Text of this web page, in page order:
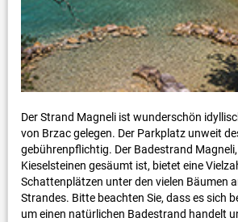
Der Strand Magneli ist wunderschön
von Brzac gelegen. Der Parkplatz unweit
gebührenpflichtig. Der Badestrand
Kieselsteinen gesäumt ist, bietet eine
Schattenplätzen unter den vielen Bäumen
Strandes. Bitte beachten Sie, dass es sich
um einen natürlichen Badestrand handelt